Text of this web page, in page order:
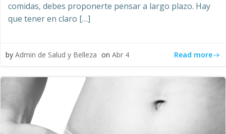
comidas, debes proponerte pensar a largo plazo. Hay
que tener en claro […]
by Admin de Salud y Belleza on Abr 4 Read more